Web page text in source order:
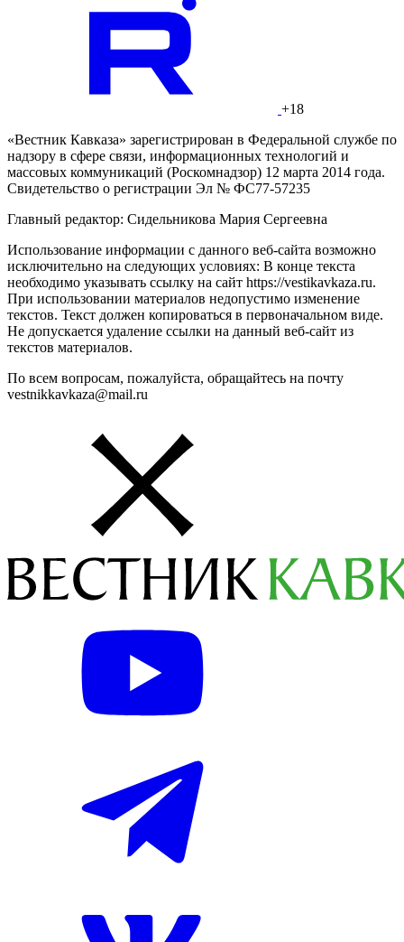
+18
«Вестник Кавказа» зарегистрирован в Федеральной службе по
надзору в сфере связи, информационных технологий и
массовых коммуникаций (Роскомнадзор) 12 марта 2014 года.
Свидетельство о регистрации Эл № ФС77-57235
Главный редактор: Сидельникова Мария Сергеевна
Использование информации с данного веб-сайта возможно
исключительно на следующих условиях: В конце текста
необходимо указывать ссылку на сайт https://vestikavkaza.ru.
При использовании материалов недопустимо изменение
текстов. Текст должен копироваться в первоначальном виде.
Не допускается удаление ссылки на данный веб-сайт из
текстов материалов.
По всем вопросам, пожалуйста, обращайтесь на почту
vestnikkavkaza@mail.ru